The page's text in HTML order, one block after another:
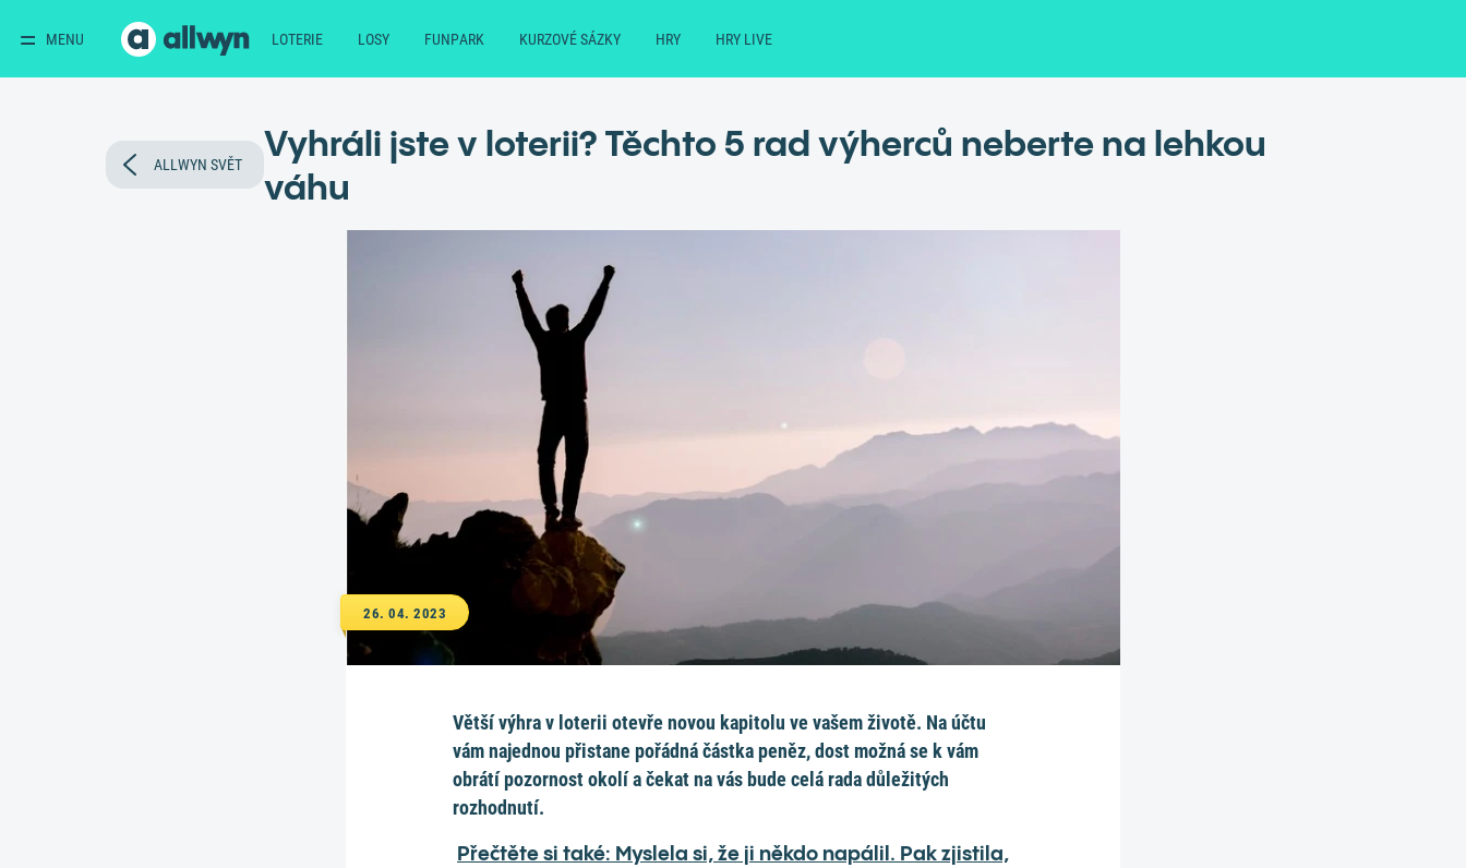
MENU LOTERIE LOSY FUNPARK KURZOVÉ SÁZKY HRY HRY LIVE
ALLWYN SVĚT
Vyhráli jste v loterii? Těchto 5 rad výherců neberte na lehkou
váhu
26. 04. 2023
Větší výhra v loterii otevře novou kapitolu ve vašem životě. Na účtu
vám najednou přistane pořádná částka peněz, dost možná se k vám
obrátí pozornost okolí a čekat na vás bude celá rada důležitých
rozhodnutí.
Přečtěte si také: Myslela si, že ji někdo napálil. Pak zjistila,